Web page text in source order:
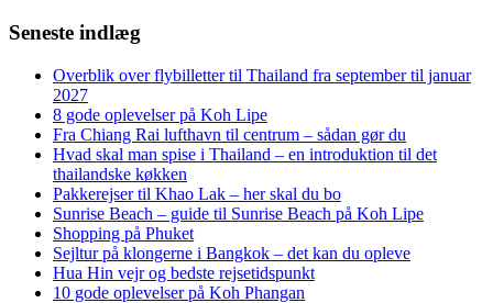
Seneste indlæg
Overblik over flybilletter til Thailand fra september til januar
2027
8 gode oplevelser på Koh Lipe
Fra Chiang Rai lufthavn til centrum – sådan gør du
Hvad skal man spise i Thailand – en introduktion til det
thailandske køkken
Pakkerejser til Khao Lak – her skal du bo
Sunrise Beach – guide til Sunrise Beach på Koh Lipe
Shopping på Phuket
Sejltur på klongerne i Bangkok – det kan du opleve
Hua Hin vejr og bedste rejsetidspunkt
10 gode oplevelser på Koh Phangan